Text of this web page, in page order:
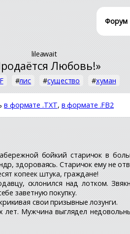
Форум
lileawait
Любовь!»
#лис #существо #хуман
в формате .TXT, в формате .FB2
бойкий старичок в
здороваясь. Старичок ему не
копеек штука, граждане!
склонился над лотком.
заветную покупку.
свои призывные лозунги.
лет. Мужчина выглядел